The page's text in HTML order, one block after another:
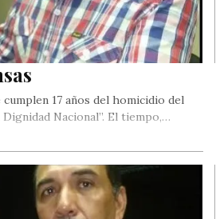
17 años del homicidio del
Dignidad Nacional”. El tiempo,…